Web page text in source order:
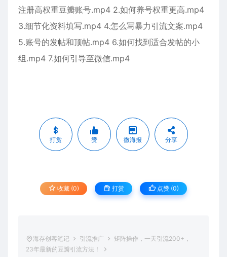
注册高权重豆瓣账号.mp4 2.如何养号权重更高.mp4
3.细节化资料填写.mp4 4.怎么写暴力引流文案.mp4
5.账号的发帖和顶帖.mp4 6.如何找到适合发帖的小
组.mp4 7.如何引导至微信.mp4
打赏 赞 微海报 分享
收藏 (0) 打赏 点赞 (0)
海存创客笔记 引流推广
矩阵操作，一天引流200+，
23年最新的豆瓣引流方法！